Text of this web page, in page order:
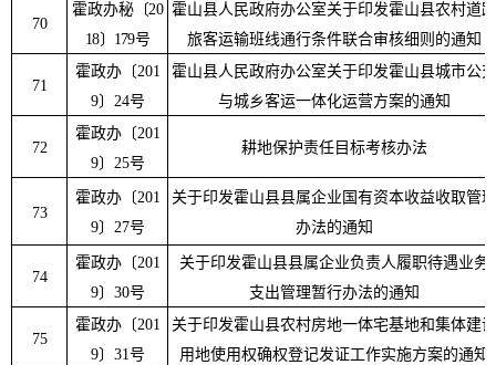
70
霍政办秘 〔20
18〕 179号
霍山县人民政府办公室关于印发霍山县农村道路
旅客运输班线通行条件联合审核细则的通知
71
霍政办〔201
9〕 24号
霍山县人民政府办公室关于印发霍山县城市公交
与城乡客运一体化运营方案的通知
72
霍政办〔201
9〕 25号
耕地保护责任目标考核办法
73
霍政办〔201
9〕 27号
关于印发霍山县县属企业国有资本收益收取管理
办法的通知
74
霍政办〔201
9〕 30号
关于印发霍山县县属企业负责人履职待遇业务
支出管理暂行办法的通知
75
霍政办〔201
9〕 31号
关于印发霍山县农村房地一体宅基地和集体建设
用地使用权确权登记发证工作实施方案的通知